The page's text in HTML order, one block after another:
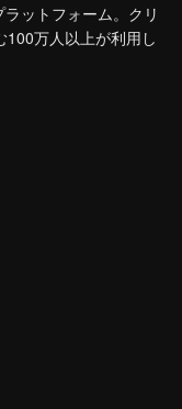
ットフォーム。クリ
100万人以上が利用し